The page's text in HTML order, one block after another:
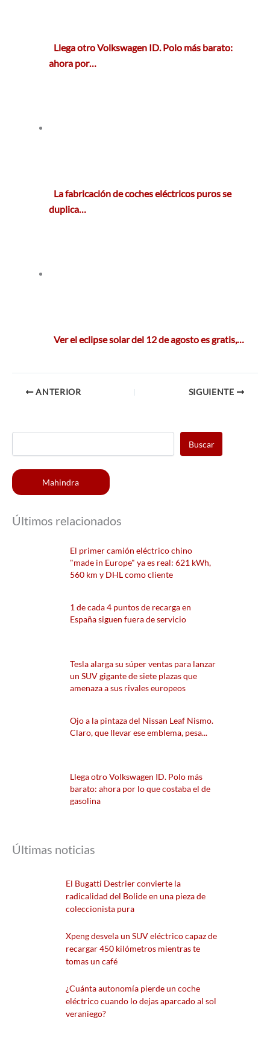
Llega otro Volkswagen ID. Polo más barato:
ahora por…
La fabricación de coches eléctricos puros se
duplica…
Ver el eclipse solar del 12 de agosto es gratis,…
ANTERIOR SIGUIENTE
Buscar
Mahindra
Últimos relacionados
El primer camión eléctrico chino
"made in Europe" ya es real: 621 kWh,
560 km y DHL como cliente
1 de cada 4 puntos de recarga en
España siguen fuera de servicio
Tesla alarga su súper ventas para lanzar
un SUV gigante de siete plazas que
amenaza a sus rivales europeos
Ojo a la pintaza del Nissan Leaf Nismo.
Claro, que llevar ese emblema, pesa...
Llega otro Volkswagen ID. Polo más
barato: ahora por lo que costaba el de
gasolina
Últimas noticias
El Bugatti Destrier convierte la
radicalidad del Bolide en una pieza de
coleccionista pura
Xpeng desvela un SUV eléctrico capaz de
recargar 450 kilómetros mientras te
tomas un café
¿Cuánta autonomía pierde un coche
eléctrico cuando lo dejas aparcado al sol
veraniego?